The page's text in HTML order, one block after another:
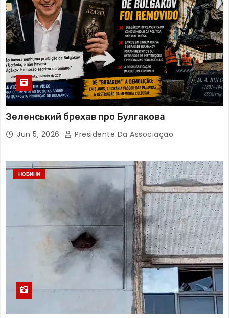
Зеленський брехав про Булгакова
Jun 5, 2026 Presidente Da Associação
НОВИНИ